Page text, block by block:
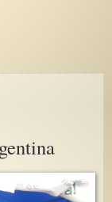
en Argentina